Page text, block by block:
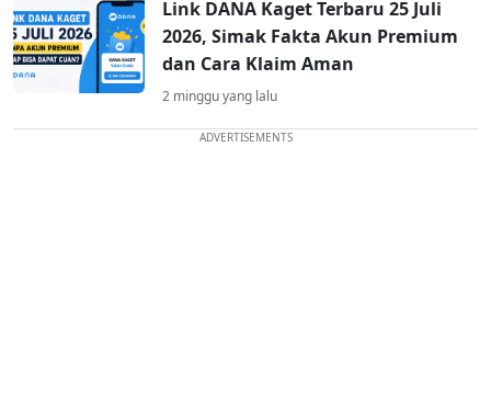
Link DANA Kaget Terbaru 25 Juli
2026, Simak Fakta Akun Premium
dan Cara Klaim Aman
2 minggu yang lalu
ADVERTISEMENTS